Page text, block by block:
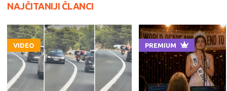
NAJČITANIJI ČLANCI
VIDEO PREMIUM